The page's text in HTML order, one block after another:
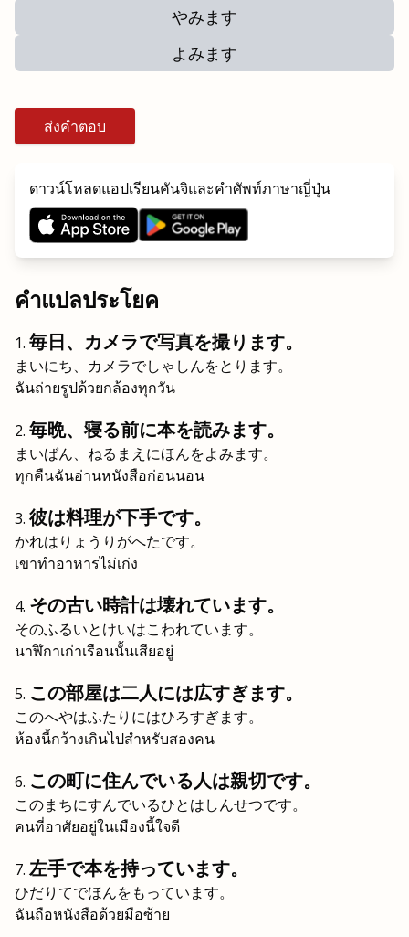
やみます
よみます
ส่งคำตอบ
ดาวน์โหลดแอปเรียนคันจิและคำศัพท์ภาษาญี่ปุ่น
คำแปลประโยค
毎日、カメラで写真を撮ります。
まいにち、カメラでしゃしんをとります。
ฉันถ่ายรูปด้วยกล้องทุกวัน
毎晩、寝る前に本を読みます。
まいばん、ねるまえにほんをよみます。
ทุกคืนฉันอ่านหนังสือก่อนนอน
彼は料理が下手です。
かれはりょうりがへたです。
เขาทำอาหารไม่เก่ง
その古い時計は壊れています。
そのふるいとけいはこわれています。
นาฬิกาเก่าเรือนนั้นเสียอยู่
この部屋は二人には広すぎます。
このへやはふたりにはひろすぎます。
ห้องนี้กว้างเกินไปสำหรับสองคน
この町に住んでいる人は親切です。
このまちにすんでいるひとはしんせつです。
คนที่อาศัยอยู่ในเมืองนี้ใจดี
左手で本を持っています。
ひだりてでほんをもっています。
ฉันถือหนังสือด้วยมือซ้าย